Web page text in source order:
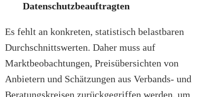
Datenschutzbeauftragten
Es fehlt an konkreten, statistisch belastbaren
Durchschnittswerten. Daher muss auf
Marktbeobachtungen, Preisübersichten von
Anbietern und Schätzungen aus Verbands- und
Beratungskreisen zurückgegriffen werden, um